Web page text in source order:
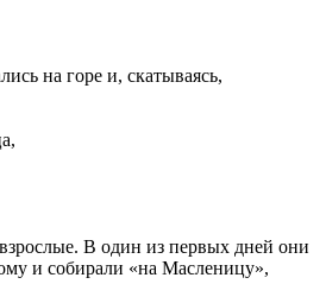
на горе и, скатываясь,
В один из первых дней они
и собирали «на Масленицу»,